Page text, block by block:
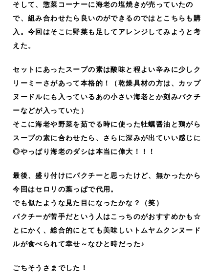
そして、惣菜コーナーに海老の塩焼きが売っていたの
で、組み合わせたら良いのができるのではとこちらも購
入。今回はそこに野菜も足してアレンジしてみようと考
えた。
セットにあったスープの素は酸味と程よい辛みに少しク
リーミーさがあって本格的！（乾燥具材の方は、カップ
ヌードルにも入っているあの小さい海老とか刻みパクチ
ーなどが入っていた）
そこに海老や野菜を茹でる時に使った牡蠣醤油と鶏がら
スープの素に合わせたら、さらに深みが出ていい感じに
◎やっぱり海老のダシは本当に偉大！！！
最後、盛り付けにパクチーと思ったけど、無かったから
今回はセロリの葉っぱで代用。
でも似たような見た目になったかな？（笑）
パクチーが苦手だという人はこっちのがおすすめかも☆
とにかく、総合的にとても美味しいトムヤムクンヌード
ルが食べられて幸せ～なひと時だった♪
ごちそうさまでした！